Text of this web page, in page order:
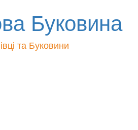
Буковина
та Буковини